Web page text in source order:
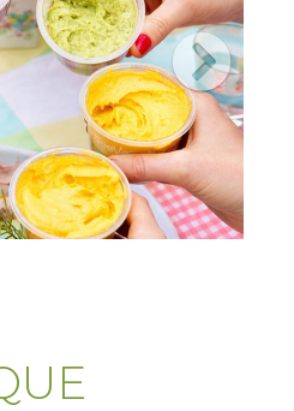
recette végétale
les bienfaits
pois chiche.
faire son houmous
une recette simple,
et plaisir: Fabriquer
propres créations.
Adultes, collaborateurs en